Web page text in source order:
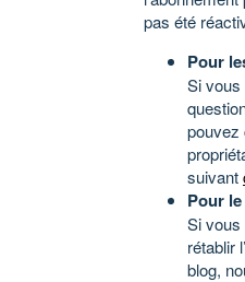
pas été
Pour
Si vous
pouvez
suivant
Pour
Si vous
rétablir
blog,